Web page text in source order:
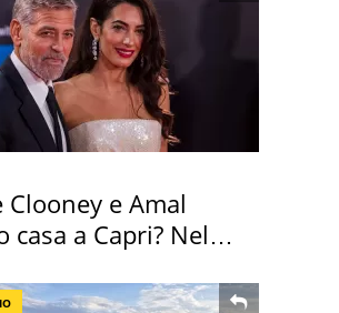
Clooney e Amal
casa a Capri? Nel